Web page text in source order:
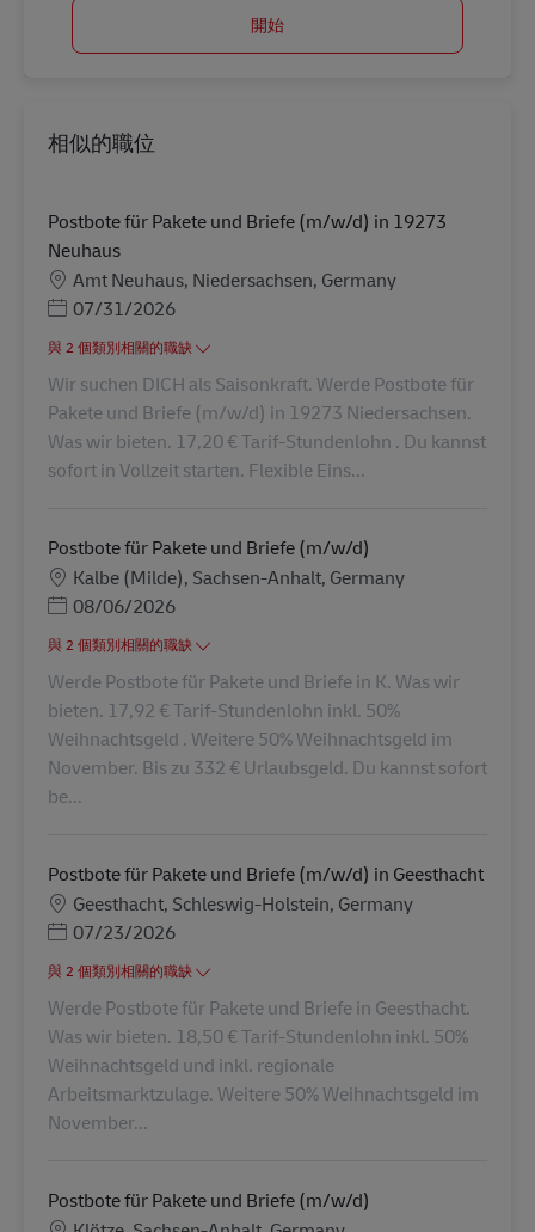
開始
相似的職位
Postbote für Pakete und Briefe (m/w/d) in 19273
Neuhaus
地點Amt Neuhaus, Niedersachsen, Germany
Posted Date
07/31/2026
與 2 個類別相關的職缺
Wir suchen DICH als Saisonkraft. Werde Postbote für
Pakete und Briefe (m/w/d) in 19273 Niedersachsen.
Was wir bieten. 17,20 € Tarif-Stundenlohn . Du kannst
sofort in Vollzeit starten. Flexible Eins...
Postbote für Pakete und Briefe (m/w/d)
地點Kalbe (Milde), Sachsen-Anhalt, Germany
Posted Date
08/06/2026
與 2 個類別相關的職缺
Werde Postbote für Pakete und Briefe in K. Was wir
bieten. 17,92 € Tarif-Stundenlohn inkl. 50%
Weihnachtsgeld . Weitere 50% Weihnachtsgeld im
November. Bis zu 332 € Urlaubsgeld. Du kannst sofort
be...
Postbote für Pakete und Briefe (m/w/d) in Geesthacht
地點Geesthacht, Schleswig-Holstein, Germany
Posted Date
07/23/2026
與 2 個類別相關的職缺
Werde Postbote für Pakete und Briefe in Geesthacht.
Was wir bieten. 18,50 € Tarif-Stundenlohn inkl. 50%
Weihnachtsgeld und inkl. regionale
Arbeitsmarktzulage. Weitere 50% Weihnachtsgeld im
November...
Postbote für Pakete und Briefe (m/w/d)